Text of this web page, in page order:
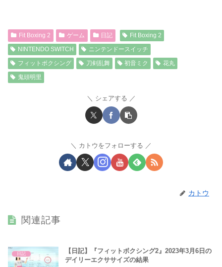
Fit Boxing 2 ゲーム 日記
Fit Boxing 2
NINTENDO SWITCH
ニンテンドースイッチ
フィットボクシング
刀剣乱舞 初音ミク
花丸
鬼頭明里
シェアする
カトウをフォローする
カトウ
関連記事
日記
【日記】『フィットボクシング2』2023年3月6日の
デイリーエクササイズの結果